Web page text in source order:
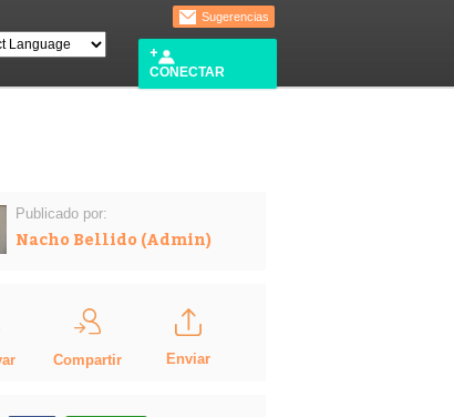
Sugerencias
CONECTAR
Publicado por:
Nacho Bellido (Admin)
Compartir Enviar